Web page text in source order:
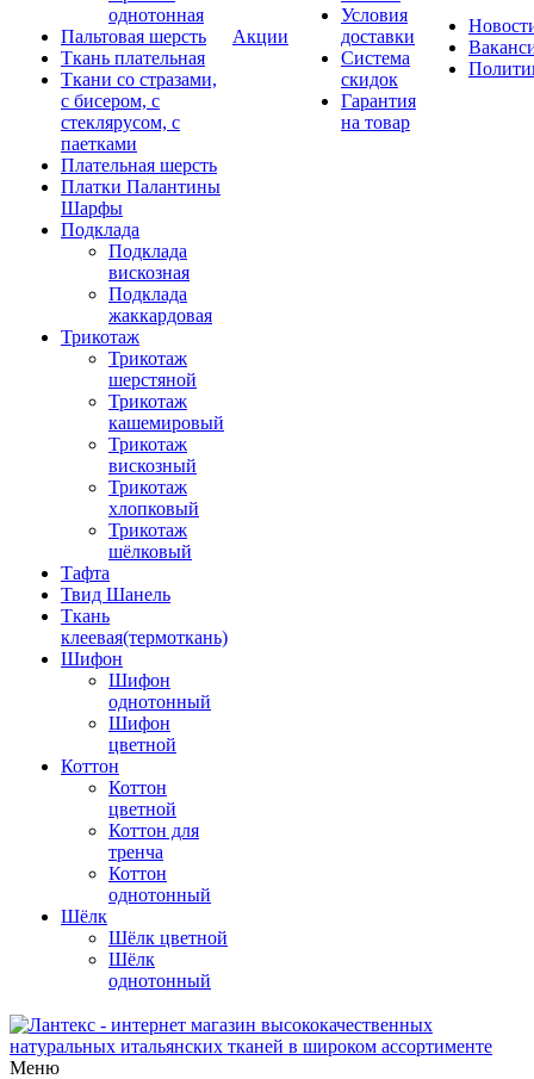
однотонная
Пальтовая шерсть
Ткань плательная
Ткани со стразами,
с бисером, с
стеклярусом, с
паетками
Плательная шерсть
Платки Палантины
Шарфы
Подклада
Подклада
вискозная
Подклада
жаккардовая
Трикотаж
Трикотаж
шерстяной
Трикотаж
кашемировый
Трикотаж
вискозный
Трикотаж
хлопковый
Трикотаж
шёлковый
Тафта
Твид Шанель
Ткань
клеевая(термоткань)
Шифон
Шифон
однотонный
Шифон
цветной
Коттон
Коттон
цветной
Коттон для
тренча
Коттон
однотонный
Шёлк
Шёлк цветной
Шёлк
однотонный
Акции
Условия
доставки
Система
скидок
Гарантия
на товар
Меню